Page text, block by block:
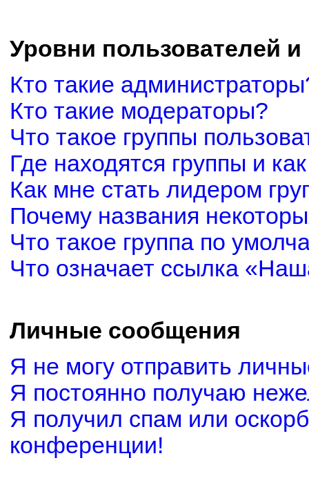
Уровни пользователей
Кто такие
Кто такие модераторы?
Что такое группы
Где находятся группы и
Как мне стать лидером
Почему названия
Что такое группа по
Что означает ссылка
Личные сообщения
Я не могу отправить
Я постоянно получаю
Я получил спам или
конференции!